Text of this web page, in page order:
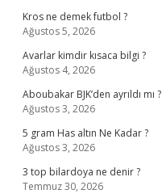
Kros ne demek futbol ?
Ağustos 5, 2026
Avarlar kimdir kısaca bilgi ?
Ağustos 4, 2026
Aboubakar BJK’den ayrıldı mı ?
Ağustos 3, 2026
5 gram Has altın Ne Kadar ?
Ağustos 3, 2026
3 top bilardoya ne denir ?
Temmuz 30, 2026